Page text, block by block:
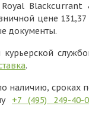
Blackcurrant
цене
документы.
курьерской
.
сроках
+7 (495) 249-40-